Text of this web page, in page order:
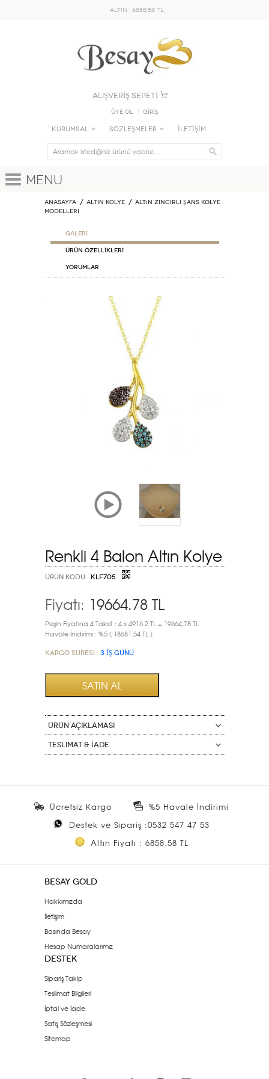
ALTIN : 6858.58 TL
ALIŞVERİŞ SEPETİ
Üye Ol GİRİŞ
KURUMSAL SÖZLEŞMELER İLETİŞİM
Menu
Anasayfa ALTIN KOLYE
Altın Zincirli Şans Kolye
Modelleri
GALERİ
ÜRÜN ÖZELLİKLERİ
Yorumlar
Renkli 4 Balon Altın Kolye
ÜRÜN KODU : KLF705
Fiyatı: 19664.78 TL
Peşin Fiyatına 4 Taksit : 4 x 4916.2 TL = 19664,78 TL
Havale İnidirimi : %5 ( 18681.54 TL )
Kargo Süresi : 3 İŞ GÜNÜ
ÜRÜN AÇIKLAMASI
Teslimat & İade
Ücretsiz Kargo
%5 Havale İndirimi
Destek ve Sipariş :0532 547 47 53
Altın Fiyatı : 6858.58 TL
BESAY GOLD
Hakkımızda
İletişim
Basında Besay
Hesap Numaralarımız
DESTEK
Sipariş Takip
Teslimat Bilgileri
İptal ve İade
Satış Sözleşmesi
Sitemap